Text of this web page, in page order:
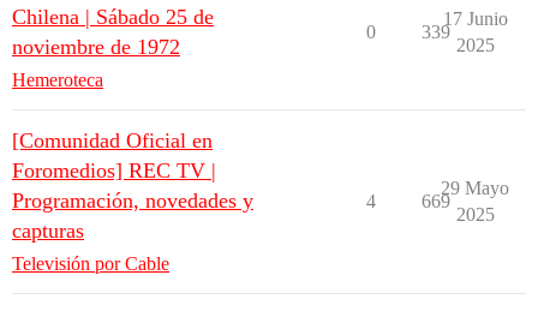
Chilena | Sábado 25 de
noviembre de 1972
Hemeroteca
0 339
17 Junio
2025
[Comunidad Oficial en
Foromedios] REC TV |
Programación, novedades y
capturas
Televisión por Cable
4 669
29 Mayo
2025